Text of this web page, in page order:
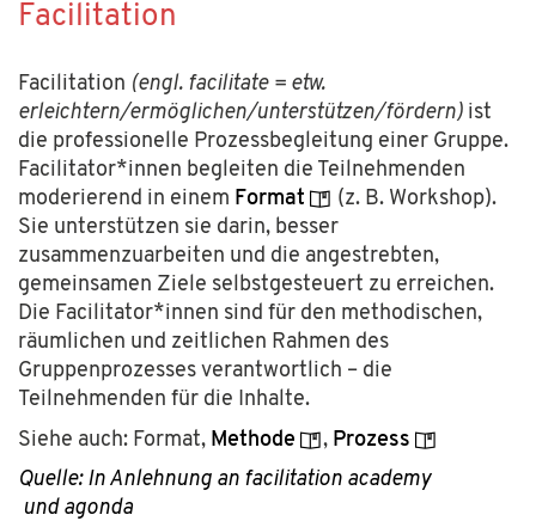
Facilitation
Facilitation (engl. facilitate = etw.
erleichtern/ermöglichen/unterstützen/fördern) ist
die professionelle Prozessbegleitung einer Gruppe.
Facilitator*innen begleiten die Teilnehmenden
moderierend in einem Format
(z. B. Workshop).
Sie unterstützen sie darin, besser
zusammenzuarbeiten und die angestrebten,
gemeinsamen Ziele selbstgesteuert zu erreichen.
Die Facilitator*innen sind für den methodischen,
räumlichen und zeitlichen Rahmen des
Gruppenprozesses verantwortlich – die
Teilnehmenden für die Inhalte.
Siehe auch: Format, Methode , Prozess
Quelle: In Anlehnung an facilitation academy
und agonda